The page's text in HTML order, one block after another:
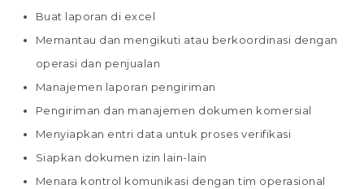
Buat laporan di excel
Memantau dan mengikuti atau berkoordinasi dengan
operasi dan penjualan
Manajemen laporan pengiriman
Pengiriman dan manajemen dokumen komersial
Menyiapkan entri data untuk proses verifikasi
Siapkan dokumen izin lain-lain
Menara kontrol komunikasi dengan tim operasional